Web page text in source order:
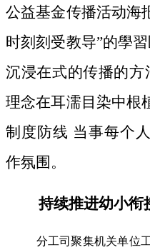
公益基金传播活动海
时刻刻受教导”的學
沉浸在式的传播的
理念在耳濡目染中根
制度防线 当事每个
作氛围。
持续推进幼小衔
分工司聚集机关单位